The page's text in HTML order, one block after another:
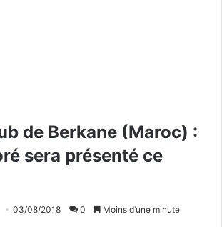
de Berkane (Maroc) :
sera présenté ce
03/08/2018 0 Moins d’une minute